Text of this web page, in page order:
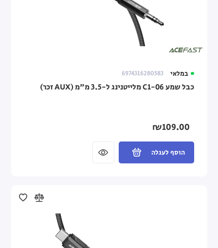
כבלים פנימיים למחשב
כרטיסי הרחבה
מתאמי USB-C
מתאמים מיוחדים לספקבמלאי 6974316280583
כבל שמע C1-06 מלייטנינג ל-3.5 מ"מ (AUX זכר)
₪109.00
הוסף לעגלה